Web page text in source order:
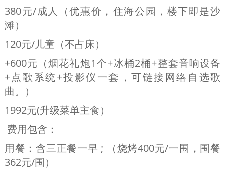
380元/成人（优惠价，住海公园，楼下即是沙
滩）
120元/儿童（不占床）
+600元（烟花礼炮1个+冰桶2桶+整套音响设备
+点歌系统+投影仪一套，可链接网络自选歌
曲。）
1992元(升级菜单主食）
费用包含：
用餐：含三正餐一早 ; （烧烤400元/一围，围餐
362元/围）